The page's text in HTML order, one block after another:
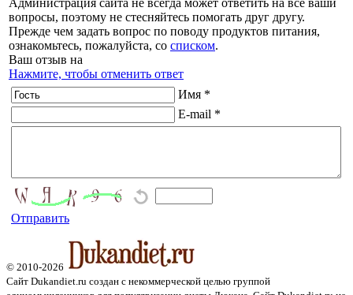
Администрация сайта не всегда может ответить на все ваши
вопросы, поэтому не стесняйтесь помогать друг другу.
Прежде чем задать вопрос по поводу продуктов питания,
ознакомьтесь, пожалуйста, со списком.
Ваш отзыв на
Нажмите, чтобы отменить ответ
Имя *
E-mail *
Отправить
© 2010-2026
Сайт Dukandiet.ru создан с некоммерческой целью группой